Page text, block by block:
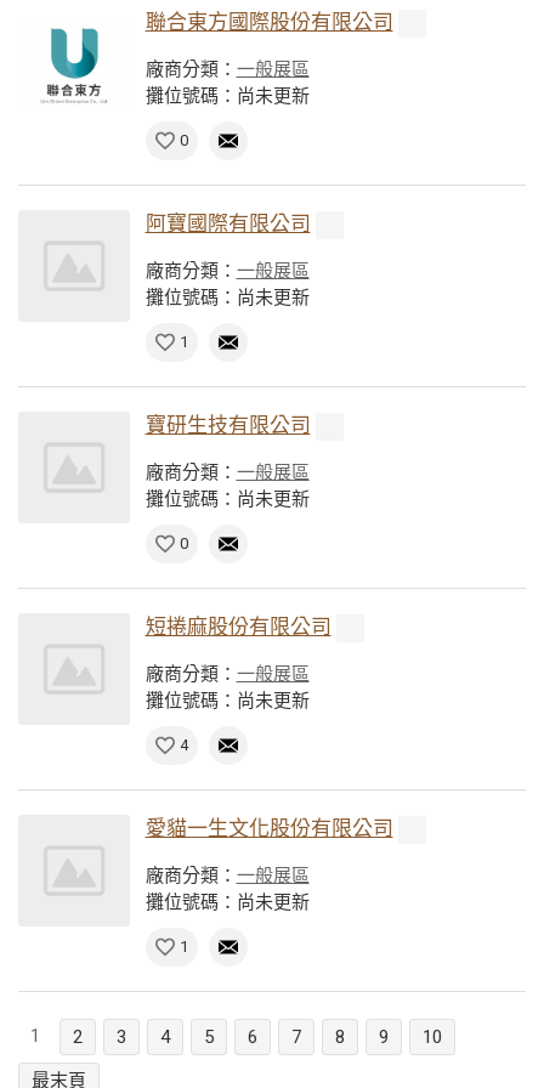
聯合東方國際股份有限公司
廠商分類： 一般展區
攤位號碼：尚未更新
0
阿寶國際有限公司
廠商分類： 一般展區
攤位號碼：尚未更新
1
寶研生技有限公司
廠商分類： 一般展區
攤位號碼：尚未更新
0
短捲麻股份有限公司
廠商分類： 一般展區
攤位號碼：尚未更新
4
愛貓一生文化股份有限公司
廠商分類： 一般展區
攤位號碼：尚未更新
1
1 2 3 4 5 6 7 8 9
10
最末頁